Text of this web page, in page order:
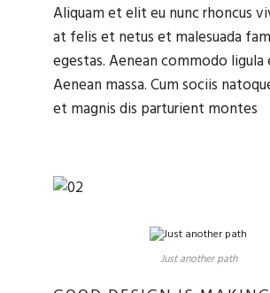
Aliquam et elit eu nunc rhoncus
at felis et netus et malesuada
egestas. Aenean commodo
Aenean massa. Cum sociis
et magnis dis parturient montes
Just another path